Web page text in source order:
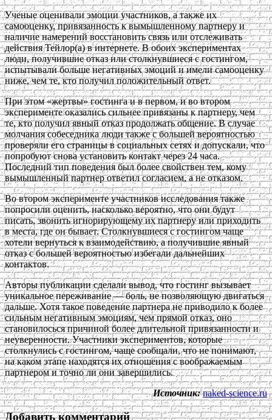
Ученые оценивали эмоции участников, а также их
самооценку, привязанность к вымышленному партнеру и
наличие намерений восстановить связь или отслеживать
действия Тейлор(а) в интернете. В обоих экспериментах
люди, получившие отказ или столкнувшиеся с гостингом,
испытывали больше негативных эмоций и имели самооценку
ниже, чем те, кто получил положительный ответ.
При этом «жертвы» гостинга и в первом, и во втором
эксперименте оказались сильнее привязаны к партнеру, чем
те, кто получил явный отказ продолжать общение. В случае
молчания собеседника люди также с большей вероятностью
проверяли его страницы в социальных сетях и допускали, что
попробуют снова установить контакт через 24 часа.
Последний тип поведения был более свойствен тем, кому
вымышленный партнер ответил согласием, а не отказом.
Во втором эксперименте участников исследования также
попросили оценить, насколько вероятно, что они будут
писать, звонить игнорирующему их партнеру или приходить
в места, где он бывает. Столкнувшиеся с гостингом чаще
хотели вернуться к взаимодействию, а получившие явный
отказ с большей вероятностью избегали дальнейших
контактов.
Авторы публикации сделали вывод, что гостинг вызывает
уникальное переживание — боль, не позволяющую двигаться
дальше. Хотя такое поведение партнера не приводило к более
сильным негативным эмоциям, чем прямой отказ, оно
становилосься причиной более длительной привязанности и
неуверенности. Участники экспериментов, которые
столкнулись с гостингом, чаще сообщали, что не понимают,
на каком этапе находятся их отношения с воображаемым
партнером и точно ли они завершились.
Источник: naked-science.ru
Добавить комментарий